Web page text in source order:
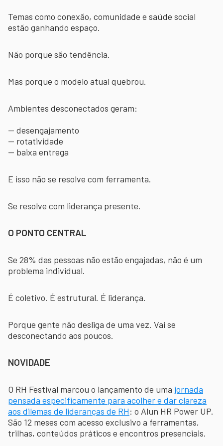
Temas como conexão, comunidade e saúde social
estão ganhando espaço.
Não porque são tendência.
Mas porque o modelo atual quebrou.
Ambientes desconectados geram:
— desengajamento
— rotatividade
— baixa entrega
E isso não se resolve com ferramenta.
Se resolve com liderança presente.
O PONTO CENTRAL
Se 28% das pessoas não estão engajadas, não é um
problema individual.
É coletivo. É estrutural. É liderança.
Porque gente não desliga de uma vez. Vai se
desconectando aos poucos.
NOVIDADE
O RH Festival marcou o lançamento de uma jornada
pensada especificamente para acolher e dar clareza
aos dilemas de lideranças de RH: o Alun HR Power UP.
São 12 meses com acesso exclusivo a ferramentas,
trilhas, conteúdos práticos e encontros presenciais.